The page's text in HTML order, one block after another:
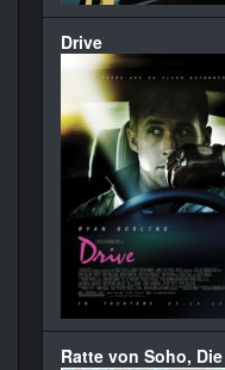
Drive
Ratte von Soho, Die